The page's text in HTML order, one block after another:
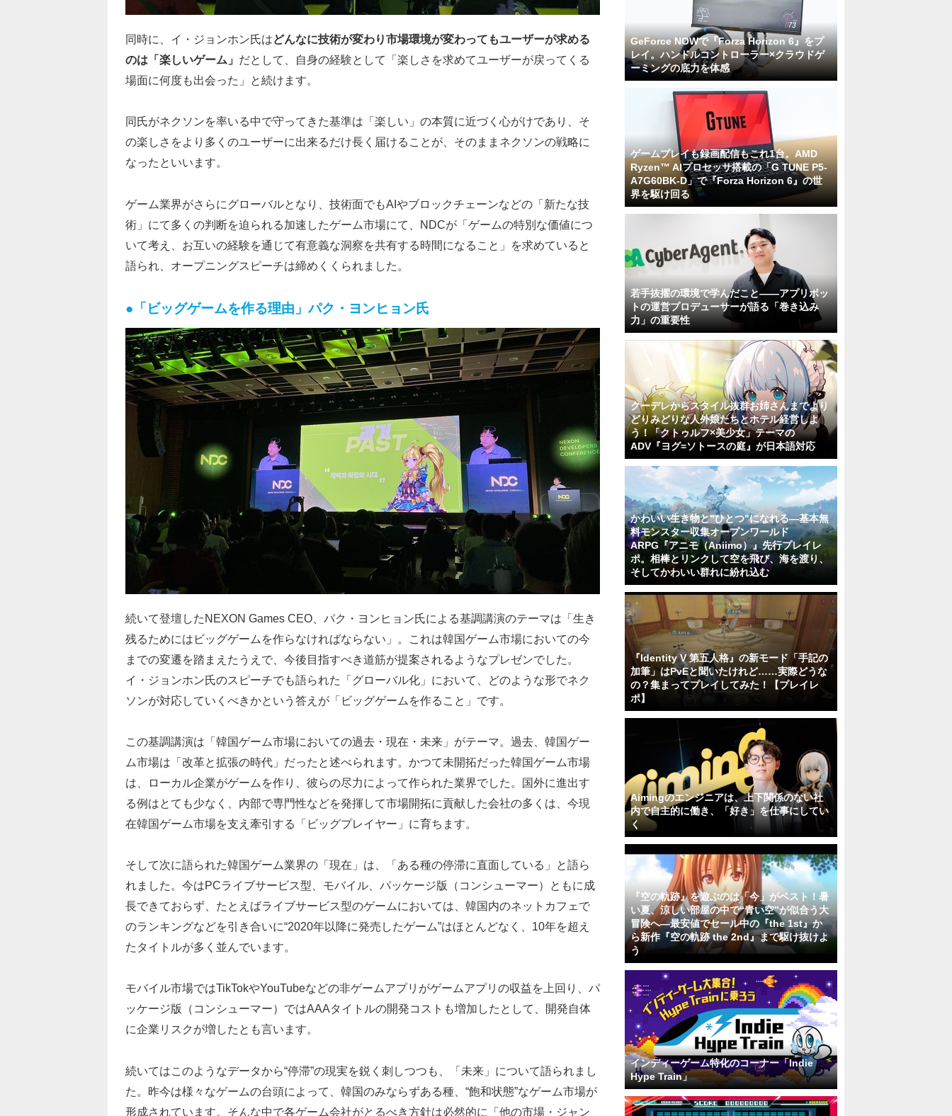
同時に、イ・ジョンホン氏はどんなに技術が変わり市場環境が変わってもユーザーが求める
のは「楽しいゲーム」 だとして、自身の経験として「楽しさを求めてユーザーが戻ってくる
場面に何度も出会った」と続けます。
同氏がネクソンを率いる中で守ってきた基準は「楽しい」の本質に近づく心がけであり、そ
の楽しさをより多くのユーザーに出来るだけ長く届けることが、そのままネクソンの戦略に
なったといいます。
ゲーム業界がさらにグローバルとなり、技術面でもAIやブロックチェーンなどの「新たな技
術」にて多くの判断を迫られる加速したゲーム市場にて、NDCが「ゲームの特別な価値につ
いて考え、お互いの経験を通じて有意義な洞察を共有する時間になること」を求めていると
語られ、オープニングスピーチは締めくくられました。
●「ビッグゲームを作る理由」パク・ヨンヒョン氏
続いて登壇したNEXON Games CEO、パク・ヨンヒョン氏による基調講演のテーマは「生き
残るためにはビッグゲームを作らなければならない」。これは韓国ゲーム市場においての今
までの変遷を踏まえたうえで、今後目指すべき道筋が提案されるようなプレゼンでした。
イ・ジョンホン氏のスピーチでも語られた「グローバル化」において、どのような形でネク
ソンが対応していくべきかという答えが「ビッグゲームを作ること」です。
この基調講演は「韓国ゲーム市場においての過去・現在・未来」がテーマ。過去、韓国ゲー
ム市場は「改革と拡張の時代」だったと述べられます。かつて未開拓だった韓国ゲーム市場
は、ローカル企業がゲームを作り、彼らの尽力によって作られた業界でした。国外に進出す
る例はとても少なく、内部で専門性などを発揮して市場開拓に貢献した会社の多くは、今現
在韓国ゲーム市場を支え牽引する「ビッグプレイヤー」に育ちます。
そして次に語られた韓国ゲーム業界の「現在」は、「ある種の停滞に直面している」と語ら
れました。今はPCライブサービス型、モバイル、パッケージ版（コンシューマー）ともに成
長できておらず、たとえばライブサービス型のゲームにおいては、韓国内のネットカフェで
のランキングなどを引き合いに“2020年以降に発売したゲーム”はほとんどなく、10年を超え
たタイトルが多く並んでいます。
モバイル市場ではTikTokやYouTubeなどの非ゲームアプリがゲームアプリの収益を上回り、パ
ッケージ版（コンシューマー）ではAAAタイトルの開発コストも増加したとして、開発自体
に企業リスクが増したとも言います。
続いてはこのようなデータから“停滞”の現実を鋭く刺しつつも、「未来」について語られまし
た。昨今は様々なゲームの台頭によって、韓国のみならずある種、“飽和状態”なゲーム市場が
形成されています。そんな中で各ゲーム会社がとるべき方針は必然的に「他の市場・ジャン
GeForce NOWで『Forza Horizon 6』をプ
レイ。ハンドルコントローラー×クラウドゲ
ーミングの底力を体感
ゲームプレイも録画配信もこれ1台。AMD
Ryzen™ AIプロセッサ搭載の「G TUNE P5-
A7G60BK-D」で『Forza Horizon 6』の世
界を駆け回る
若手抜擢の環境で学んだこと――アプリボッ
トの運営プロデューサーが語る「巻き込み
力」の重要性
クーデレからスタイル抜群お姉さんまでより
どりみどりな人外娘たちとホテル経営しよ
う！「クトゥルフ×美少女」テーマの
ADV『ヨグ=ソトースの庭』が日本語対応
かわいい生き物と"ひとつ"になれる―基本無
料モンスター収集オープンワールド
ARPG『アニモ（Aniimo）』先行プレイレ
ポ。相棒とリンクして空を飛び、海を渡り、
そしてかわいい群れに紛れ込む
『Identity V 第五人格』の新モード「手記の
加筆」はPvEと聞いたけれど……実際どうな
の？集まってプレイしてみた！【プレイレ
ポ】
Aimingのエンジニアは、上下関係のない社
内で自主的に働き、「好き」を仕事にしてい
く
『空の軌跡』を遊ぶのは「今」がベスト！暑
い夏、涼しい部屋の中で“青い空”が似合う大
冒険へ―最安値でセール中の『the 1st』か
ら新作『空の軌跡 the 2nd』まで駆け抜けよ
う
インディーゲーム特化のコーナー「Indie
Hype Train」